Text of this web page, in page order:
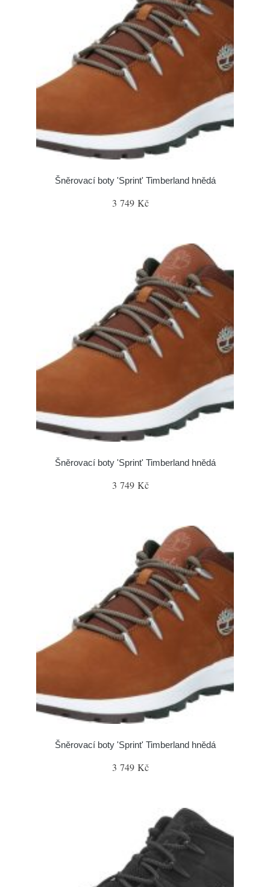
Šněrovací boty 'Sprint' Timberland hnědá
3 749 Kč
Šněrovací boty 'Sprint' Timberland hnědá
3 749 Kč
Šněrovací boty 'Sprint' Timberland hnědá
3 749 Kč